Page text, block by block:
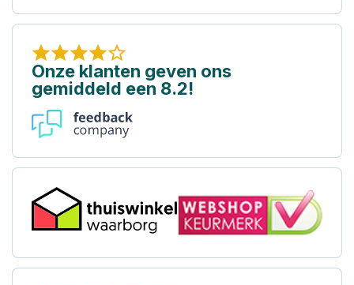
Onze klanten geven ons
gemiddeld een 8.2!